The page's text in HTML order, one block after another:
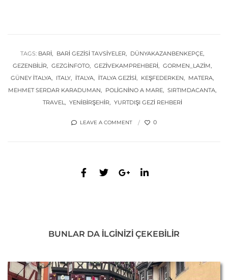
TAGS: BARİ BARİ GEZİSİ TAVSİYELER
DÜNYAKAZANBENKEPÇE
GEZENBILIR
GEZGINFOTO GEZIVEKAMPREHBERI
GORMEN_LAZIM
GÜNEY İTALYA
ITALY İTALYA İTALYA GEZİSİ KEŞFEDERKEN
MATERA
MEHMET SERDAR KARADUMAN
POLİGNİNO A MARE
SIRTIMDACANTA
TRAVEL
YENIBIRŞEHIR YURTDIŞI GEZİ REHBERİ
LEAVE A COMMENT 0
BUNLAR DA ILGINIZI ÇEKEBILIR